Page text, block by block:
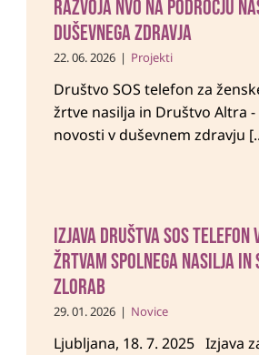
razvoja NVO na področju
duševnega zdravja
22. 06. 2026 | Projekti
Društvo SOS telefon za
žrtve nasilja in Društvo Altra
novosti v duševnem zdravju
Izjava Društva SOS telefon
žrtvam spolnega nasilja in
zlorab
29. 01. 2026 | Novice
Ljubljana, 18. 7. 2025 Izjava